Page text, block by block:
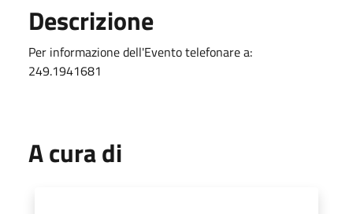
Descrizione
Per informazione dell'Evento telefonare a:
249.1941681
A cura di